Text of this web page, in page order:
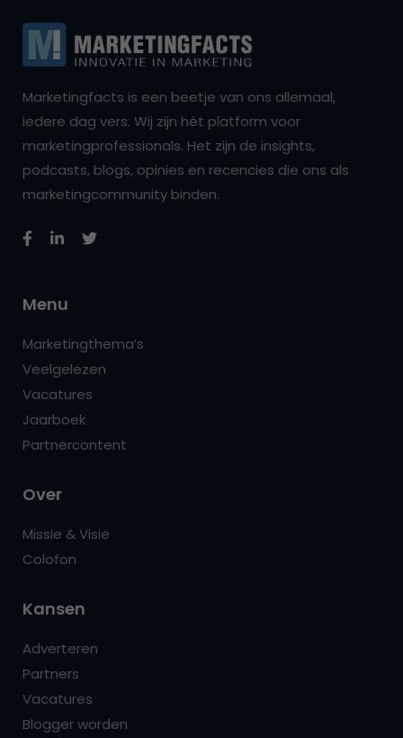
Marketingfacts is een beetje van ons allemaal,
iedere dag vers. Wij zijn hét platform voor
marketingprofessionals. Het zijn de insights,
podcasts, blogs, opinies en recencies die ons als
marketingcommunity binden.
Menu
Marketingthema’s
Veelgelezen
Vacatures
Jaarboek
Partnercontent
Over
Missie & Visie
Colofon
Kansen
Adverteren
Partners
Vacatures
Blogger worden